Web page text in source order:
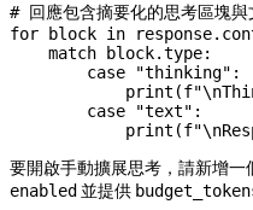
# 回應包含摘要化的思考區塊與
for block in
    match
block.type:
        case
"thinking" :
            print
(f"\n
        case
"text" :
            print
(f"\n
要開啟手動擴展思考，請新增一
enabled 並提供